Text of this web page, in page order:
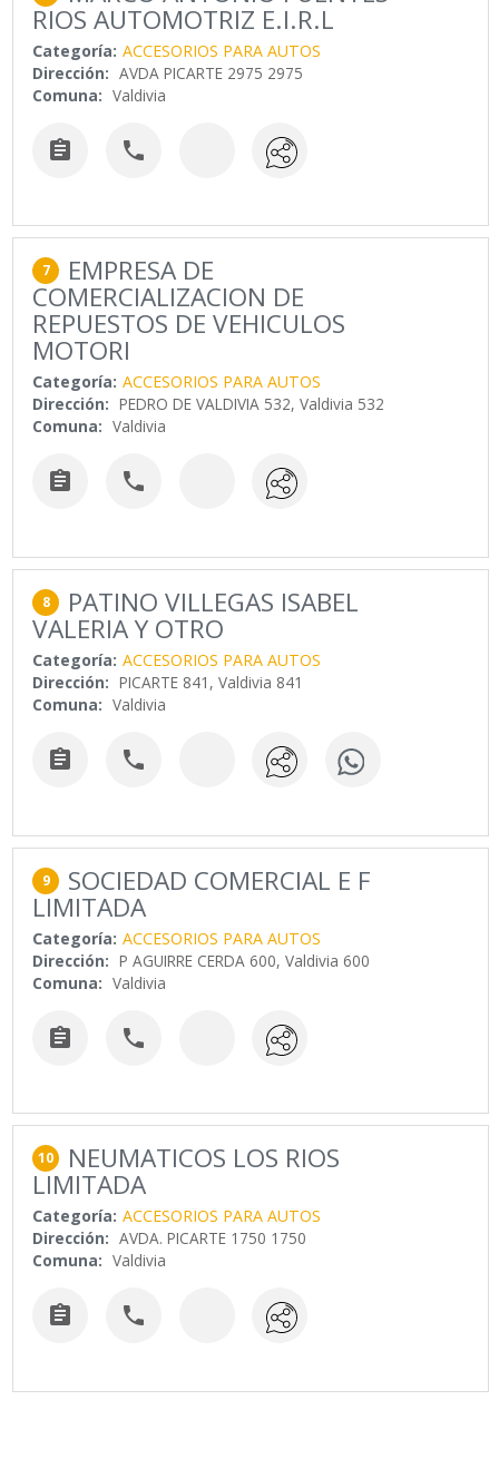
RIOS AUTOMOTRIZ E.I.R.L
Categoría: ACCESORIOS PARA AUTOS
Dirección: AVDA PICARTE 2975 2975
Comuna: Valdivia
 
7 EMPRESA DE
COMERCIALIZACION DE
REPUESTOS DE VEHICULOS
MOTORI
Categoría: ACCESORIOS PARA AUTOS
Dirección: PEDRO DE VALDIVIA 532, Valdivia 532
Comuna: Valdivia
 
8 PATINO VILLEGAS ISABEL
VALERIA Y OTRO
Categoría: ACCESORIOS PARA AUTOS
Dirección: PICARTE 841, Valdivia 841
Comuna: Valdivia
 
9 SOCIEDAD COMERCIAL E F
LIMITADA
Categoría: ACCESORIOS PARA AUTOS
Dirección: P AGUIRRE CERDA 600, Valdivia 600
Comuna: Valdivia
 
10 NEUMATICOS LOS RIOS
LIMITADA
Categoría: ACCESORIOS PARA AUTOS
Dirección: AVDA. PICARTE 1750 1750
Comuna: Valdivia
 